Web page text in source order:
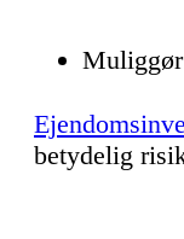
betydelig